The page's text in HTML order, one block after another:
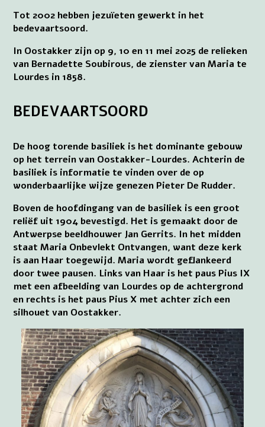
Tot 2002 hebben jezuïeten gewerkt in het
bedevaartsoord.
In Oostakker zijn op 9, 10 en 11 mei 2025 de relieken
van Bernadette Soubirous, de zienster van Maria te
Lourdes in 1858.
BEDEVAARTSOORD
De hoog torende basiliek is het dominante gebouw
op het terrein van Oostakker-Lourdes. Achterin de
basiliek is informatie te vinden over de op
wonderbaarlijke wijze genezen Pieter De Rudder.
Boven de hoofdingang van de basiliek is een groot
reliëf uit 1904 bevestigd. Het is gemaakt door de
Antwerpse beeldhouwer Jan Gerrits. In het midden
staat Maria Onbevlekt Ontvangen, want deze kerk
is aan Haar toegewijd. Maria wordt geflankeerd
door twee pausen. Links van Haar is het paus Pius IX
met een afbeelding van Lourdes op de achtergrond
en rechts is het paus Pius X met achter zich een
silhouet van Oostakker.